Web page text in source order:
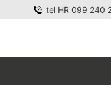
tel HR 099 240